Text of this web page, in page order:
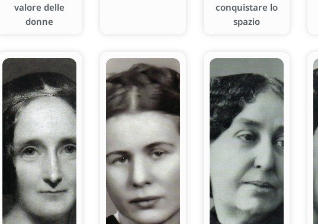
valore delle
donne
conquistare lo
spazio